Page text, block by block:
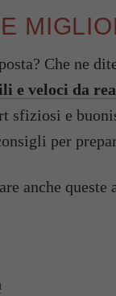
Che ne
e veloci da
sfiziosi e
per
anche